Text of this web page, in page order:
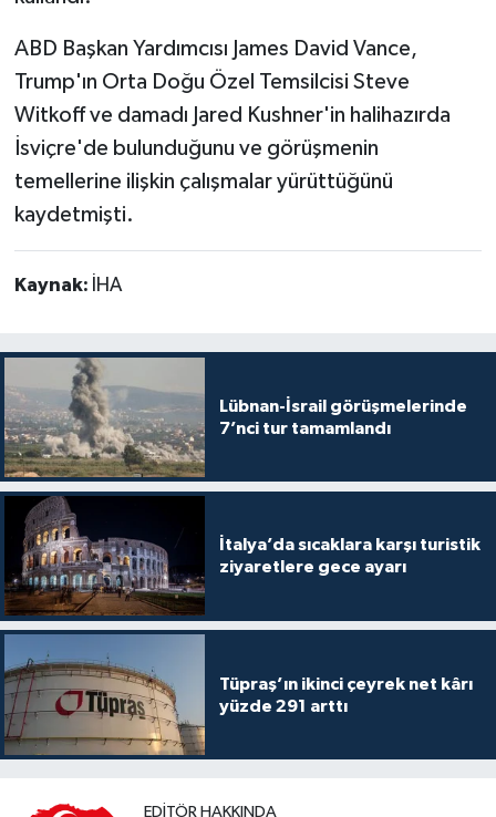
ABD Başkan Yardımcısı James David Vance,
Trump'ın Orta Doğu Özel Temsilcisi Steve
Witkoff ve damadı Jared Kushner'in halihazırda
İsviçre'de bulunduğunu ve görüşmenin
temellerine ilişkin çalışmalar yürüttüğünü
kaydetmişti.
Kaynak: İHA
Lübnan-İsrail görüşmelerinde
7’nci tur tamamlandı
İtalya’da sıcaklara karşı turistik
ziyaretlere gece ayarı
Tüpraş’ın ikinci çeyrek net kârı
yüzde 291 arttı
EDITÖR HAKKINDA